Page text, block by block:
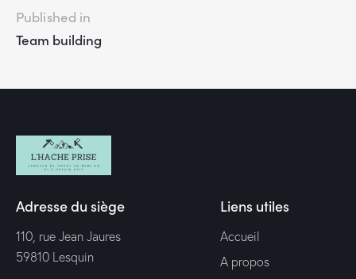
Published in
Team building
Adresse du siège
110, rue Jean Jaures
59810 Lesquin
Liens utiles
Accueil
A propos